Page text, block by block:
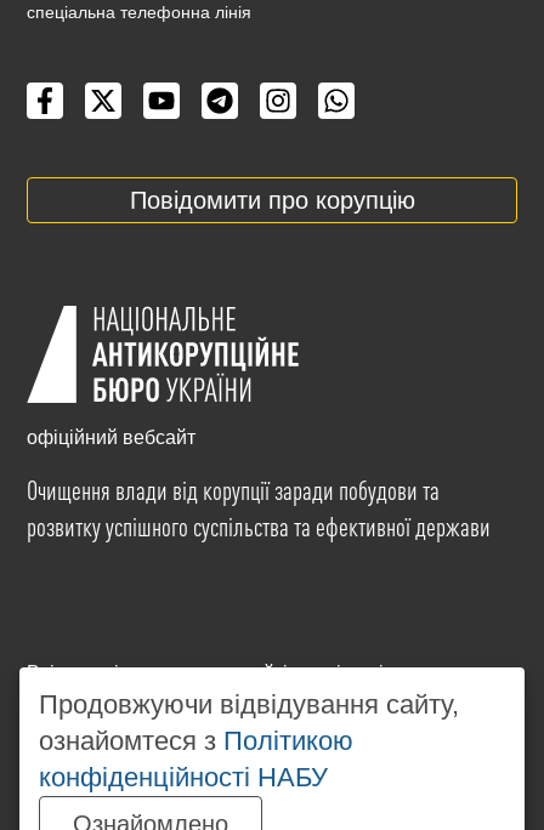
cпеціальна телефонна лінія
Повідомити про корупцію
офіційний вебсайт
Очищення влади від корупції заради побудови та
розвитку успішного суспільства та ефективної держави
Всі матеріали на цьому сайті розміщені на умовах
ліцензіїCreative Commons Attribution-NonCommercial-
NoDerivatives 4.0 International. Використання будь-
яких матеріалів, розміщених на сайті, дозволяється
за умови посилання наwww.nabu.gov.ua
незалежності від повного або часткового
Продовжуючи відвідування сайту,
ознайомтеся з Політикою
конфіденційності НАБУ
Ознайомлено